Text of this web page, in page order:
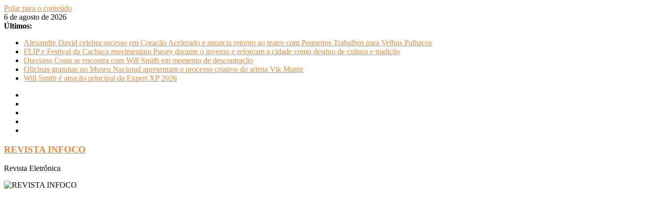
Pular para o conteúdo
6 de agosto de 2026
Últimos:
Alexandre David celebra sucesso em Coração Acelerado e anuncia retorno ao teatro com Pequenos Trabalhos para Velhos Palhaços
FLIP e Festival da Cachaça movimentam Paraty durante o inverno e reforçam a cidade como destino de cultura e tradição
Otaviano Costa se encontra com Will Smith em momento de descontração
Oficinas gratuitas no Museu Nacional apresentam o processo criativo do artista Vik Muniz
Will Smith é atração principal da Expert XP 2026
REVISTA INFOCO
Revista Eletrônica